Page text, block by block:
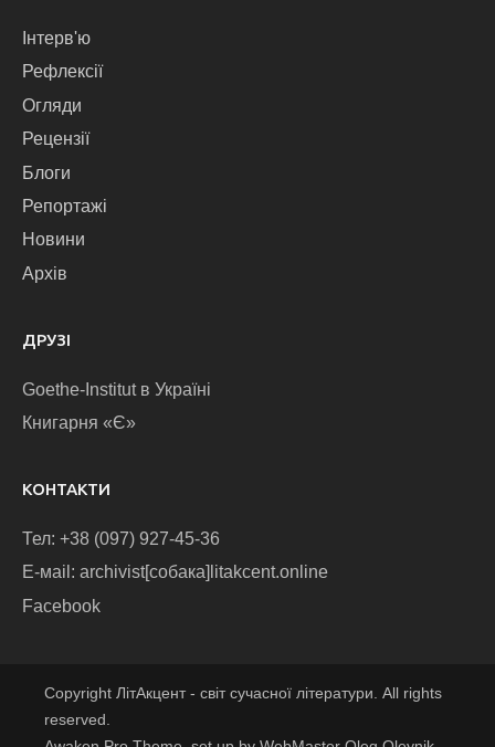
Інтерв'ю
Рефлексії
Огляди
Рецензії
Блоги
Репортажі
Новини
Архів
ДРУЗІ
Goethe-Institut в Україні
Книгарня «Є»
КОНТАКТИ
Тел: +38 (097) 927-45-36
E-маіl: archivist[собака]litakcent.online
Facebook
Copyright ЛітАкцент - світ сучасної літератури. All rights
reserved.